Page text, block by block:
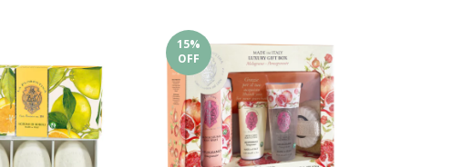
15%
OFF